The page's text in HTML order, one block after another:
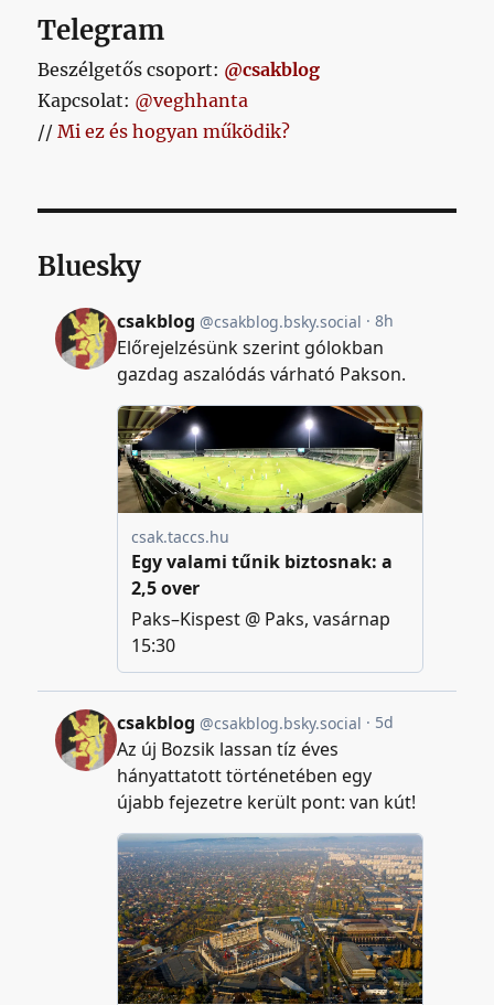
elé!
című
Telegram
Beszélgetős csoport: @csakblog
Kapcsolat: @veghhanta
//Mi ez és hogyan működik?
Bluesky